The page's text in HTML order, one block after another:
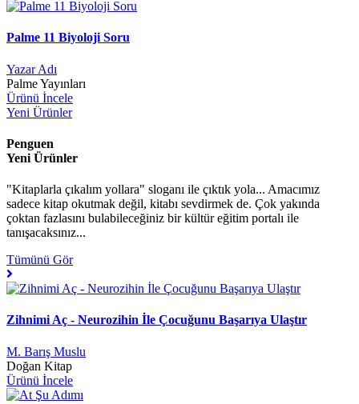
Palme 11 Biyoloji Soru
Yazar Adı
Palme Yayınları
Ürünü İncele
Yeni Ürünler
Penguen
Yeni Ürünler
"Kitaplarla çıkalım yollara" sloganı ile çıktık yola... Amacımız
sadece kitap okutmak değil, kitabı sevdirmek de. Çok yakında
çoktan fazlasını bulabileceğiniz bir kültür eğitim portalı ile
tanışacaksınız...
Tümünü Gör
Zihnimi Aç - Neurozihin İle Çocuğunu Başarıya Ulaştır
M. Barış Muslu
Doğan Kitap
Ürünü İncele